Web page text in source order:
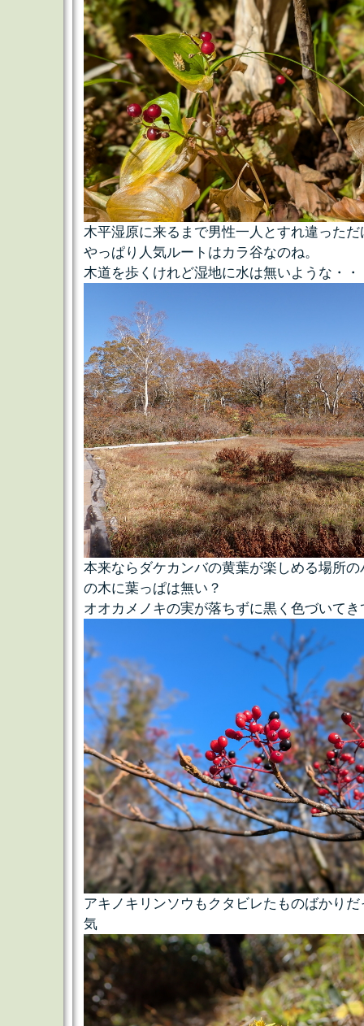
木平湿原に来るまで男性一人とすれ違っただ
やっぱり人気ルートはカラ谷なのね。
木道を歩くけれど湿地に水は無いような・
本来ならダケカンバの黄葉が楽しめる場所
の木に葉っぱは無い？
オオカメノキの実が落ちずに黒く色づいてき
アキノキリンソウもクタビレたものばかり
気